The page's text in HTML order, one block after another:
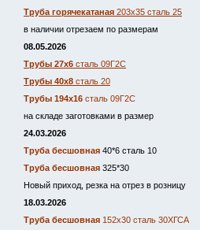
Труба горячекатаная 203х35 сталь 25
в наличии отрезаем по размерам
08.05.2026
Трубы 27х6 сталь 09Г2С
Трубы 40х8 сталь 20
Трубы 194х16 сталь 09Г2С
на складе заготовками в размер
24.03.2026
Труба бесшовная 40*6 сталь 10
Труба бесшовная 325*30
Новый приход, резка на отрез в розницу
18.03.2026
Труба бесшовная 152х30 сталь 30ХГСА